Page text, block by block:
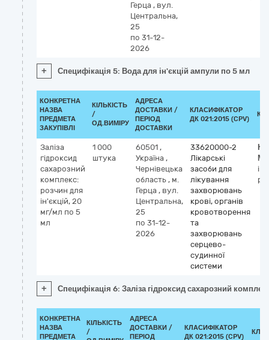
Герца , вул.
Центральна,
25
по 31-12-
2026
+ Специфікація 5: Вода для ін'єкцій ампули по 5 мл
КОНКРЕТНА
НАЗВА
ПРЕДМЕТА
ЗАКУПІВЛІ
КІЛЬКІСТЬ
/
ОД.ВИМІРУ
АДРЕСА
ДОСТАВКИ /
ПЕРІОД
ДОСТАВКИ
КЛАСИФІКАТОР
ДК 021:2015 (CPV)
Заліза
гідроксид
сахарозний
комплекс:
розчин для
ін'єкцій, 20
мг/мл по 5
мл
1 000
штука
60501 ,
Україна ,
Чернівецька
область , м.
Герца , вул.
Центральна,
25
по 31-12-
2026
33620000-2
Лікарські
засоби для
лікування
захворювань
крові, органів
кровотворення
та
захворювань
серцево-
судинної
системи
+ Специфікація 6: Заліза гідроксид сахарозний
КОНКРЕТНА
НАЗВА
ПРЕДМЕТА
КІЛЬКІСТЬ
/
АДРЕСА
ДОСТАВКИ /
ПЕРІОД
КЛАСИФІКАТОР
ДК 021:2015 (CPV)